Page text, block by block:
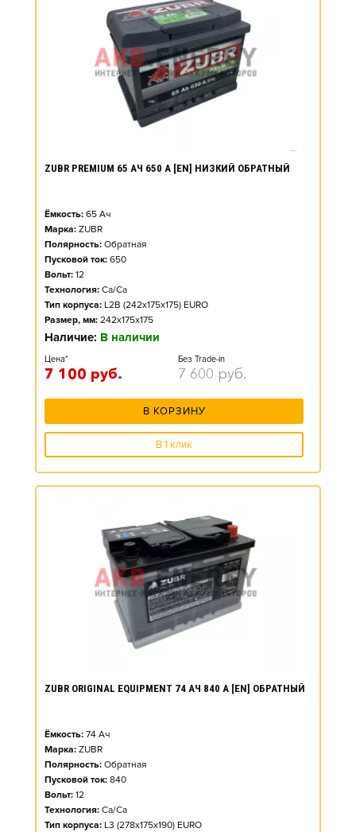
ZUBR PREMIUM 65 АЧ 650 А [EN] НИЗКИЙ ОБРАТНЫЙ
Ёмкость: 65 Ач
Марка: ZUBR
Полярность: Обратная
Пусковой ток: 650
Вольт: 12
Технология: Ca/Ca
Тип корпуса: L2B (242x175x175) EURO
Размер, мм: 242x175x175
Наличие: В наличии
Цена*
7 100 руб.
Без Trade-in
7 600 руб.
В КОРЗИНУ
В 1 клик
ZUBR ORIGINAL EQUIPMENT 74 АЧ 840 А [EN] ОБРАТНЫЙ
Ёмкость: 74 Ач
Марка: ZUBR
Полярность: Обратная
Пусковой ток: 840
Вольт: 12
Технология: Ca/Ca
Тип корпуса: L3 (278x175x190) EURO